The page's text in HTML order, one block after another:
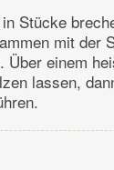
Stücke
mit der
Über einem
lassen,